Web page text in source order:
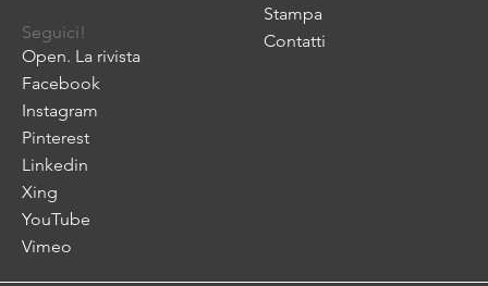
Stampa
Contatti
Seguici!
Open. La rivista
Facebook
Instagram
Pinterest
Linkedin
Xing
YouTube
Vimeo